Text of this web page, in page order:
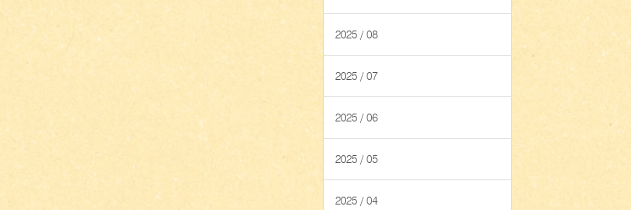
2025 / 08
2025 / 07
2025 / 06
2025 / 05
2025 / 04